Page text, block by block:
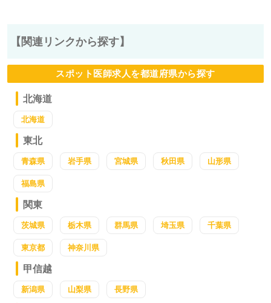
【関連リンクから探す】
スポット医師求人を都道府県から探す
北海道
北海道
東北
青森県 岩手県 宮城県 秋田県 山形県
福島県
関東
茨城県 栃木県 群馬県 埼玉県 千葉県
東京都 神奈川県
甲信越
新潟県 山梨県 長野県